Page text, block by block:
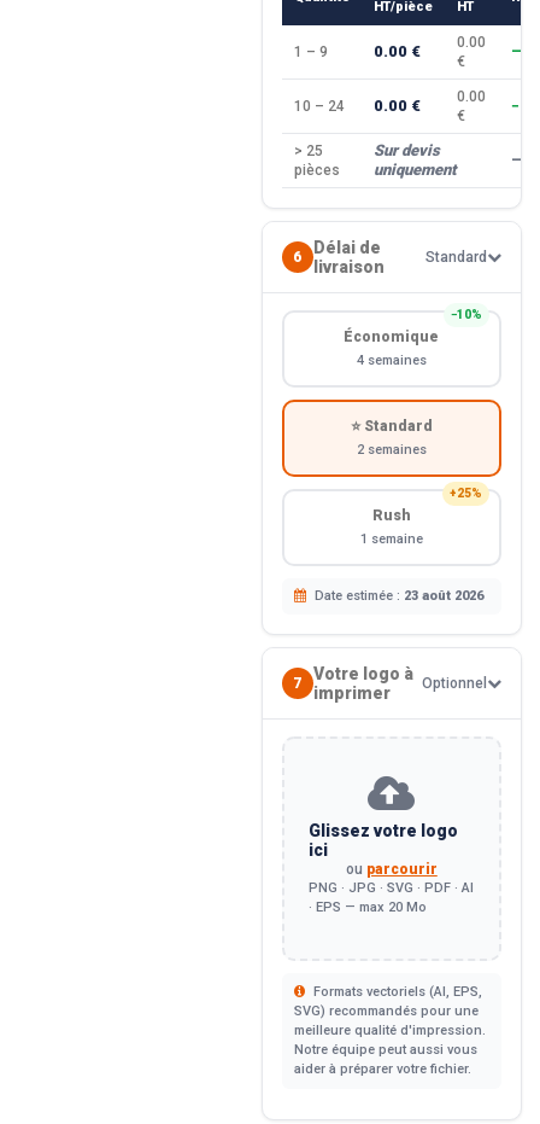
HT/pièce HT
1 – 9 0.00 €
0.00
€
—
10 – 24 0.00 €
0.00
€
> 25
pièces
Sur devis
uniquement
—
6
Délai de
livraison
Standard
−10%
Économique
4 semaines
⭐ Standard
2 semaines
+25%
Rush
1 semaine
Date estimée : 23 août 2026
7
Votre logo à
imprimer
Optionnel
Glissez votre logo
ici
ou parcourir
PNG · JPG · SVG · PDF · AI
· EPS — max 20 Mo
Formats vectoriels (AI, EPS,
SVG) recommandés pour une
meilleure qualité d'impression.
Notre équipe peut aussi vous
aider à préparer votre fichier.